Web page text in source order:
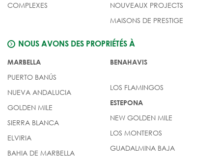
COMPLEXES
NOUVEAUX PROJECTS
MAISONS DE PRESTIGE
NOUS AVONS DES PROPRIÉTÉS À
MARBELLA
PUERTO BANÚS
NUEVA ANDALUCIA
GOLDEN MILE
SIERRA BLANCA
ELVIRIA
BAHIA DE MARBELLA
BENAHAVIS
LOS FLAMINGOS
ESTEPONA
NEW GOLDEN MILE
LOS MONTEROS
GUADALMINA BAJA